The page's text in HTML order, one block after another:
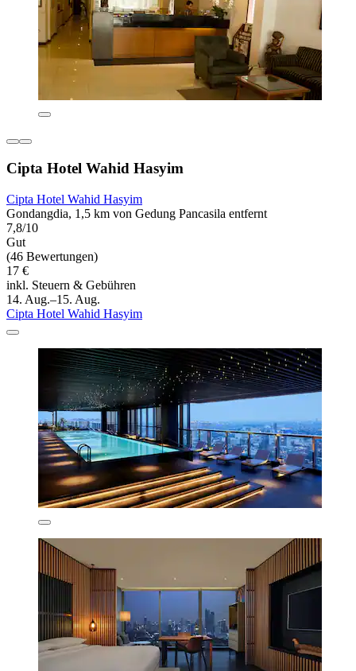
Cipta Hotel Wahid Hasyim
Cipta Hotel Wahid Hasyim
Gondangdia, 1,5 km von Gedung Pancasila entfernt
7,8/10
Gut
(46 Bewertungen)
17 €
inkl. Steuern & Gebühren
14. Aug.–15. Aug.
Cipta Hotel Wahid Hasyim